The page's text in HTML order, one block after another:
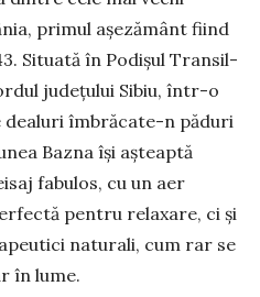
primul așezământ fiind
Situată în Podișul Tran­sil­
județului Sibiu, într-o
îmbră­cate-n păduri
Baz­na își așteaptă
fa­bulos, cu un aer
pentru relaxare, ci și
naturali, cum rar se
în lume.